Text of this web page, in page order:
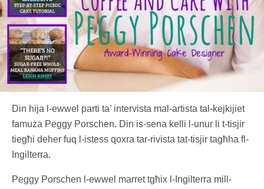
Din hija l-ewwel parti ta’ intervista mal-artista tal-kejkijiet
famuża Peggy Porschen. Din is-sena kelli l-unur li t-tisjir
tiegħi deher fuq l-istess qoxra tar-rivista tat-tisjir tagħha fl-
Ingilterra.
Peggy Porschen l-ewwel marret tgħix l-Ingilterra mill-